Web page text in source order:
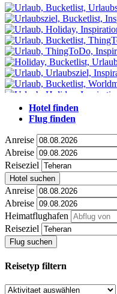
Hotel finden
Flug finden
Anreise
Abreise
Reiseziel
Hotel suchen
Anreise
Abreise
Heimatflughafen
Reiseziel
Flug suchen
Reisetyp filtern